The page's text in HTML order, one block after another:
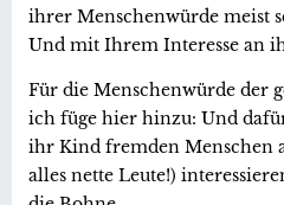
ihrer Menschenwürde meist
Und mit Ihrem Interesse an
Für die Menschenwürde der
ich füge hier hinzu: Und
ihr Kind fremden Menschen
alles nette Leute!)